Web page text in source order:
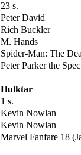
23 s.
Peter David
Rich Buckler
M. Hands
Spider-Man: The
Peter Parker the
Hulktar
1 s.
Kevin Nowlan
Kevin Nowlan
Marvel Fanfare 18